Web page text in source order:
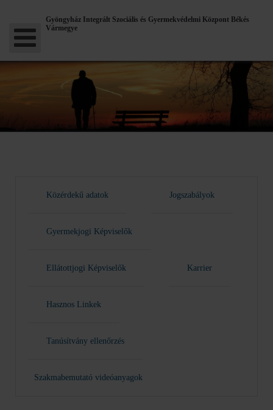
Gyöngyház Integrált Szociális és Gyermekvédelmi Központ Békés
Vármegye
Közérdekű adatok Jogszabályok
Gyermekjogi Képviselők
Ellátottjogi Képviselők Karrier
Hasznos Linkek
Tanúsítvány ellenőrzés
Szakmabemutató videóanyagok